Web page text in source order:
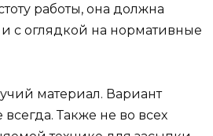
работы, она должна
с оглядкой на нормативные
материал. Вариант
Также не во всех